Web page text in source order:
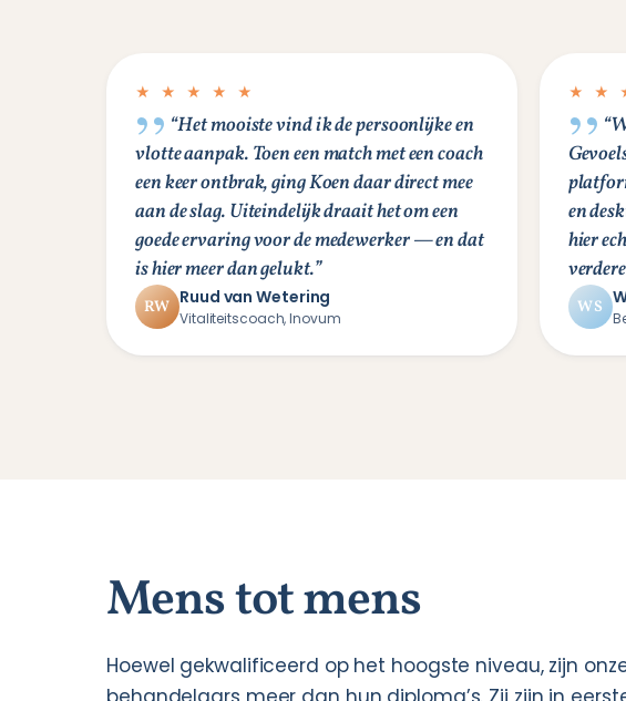
★ ★ ★ ★ ★
“Het mooiste vind ik de persoonlijke en
vlotte aanpak. Toen een match met een coach
een keer ontbrak, ging Koen daar direct mee
aan de slag. Uiteindelijk draait het om een
goede ervaring voor de medewerker — en dat
is hier meer dan gelukt.”
RW Ruud van Wetering
Vitaliteitscoach, Inovum
★ ★
en
hier
WS
Mens tot mens
Hoewel gekwalificeerd op het hoogste niveau, zijn